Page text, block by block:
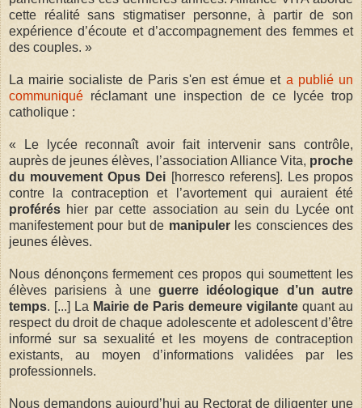
cette réalité sans stigmatiser personne, à partir de son
expérience d’écoute et d’accompagnement des femmes et
des couples. »
La mairie socialiste de Paris s'en est émue et a publié un
communiqué réclamant une inspection de ce lycée trop
catholique :
« Le lycée reconnaît avoir fait intervenir sans contrôle,
auprès de jeunes élèves, l’association Alliance Vita, proche
du mouvement Opus Dei [horresco referens]. Les propos
contre la contraception et l’avortement qui auraient été
proférés hier par cette association au sein du Lycée ont
manifestement pour but de manipulerles consciences des
jeunes élèves.
Nous dénonçons fermement ces propos qui soumettent les
élèves parisiens à uneguerre idéologique d’un autre
temps. [...] La Mairie de Paris demeure vigilante quant au
respect du droit de chaque adolescente et adolescent d’être
informé sur sa sexualité et les moyens de contraception
existants, au moyen d’informations validées par les
professionnels.
Nous demandons aujourd’hui au Rectorat de diligenter une